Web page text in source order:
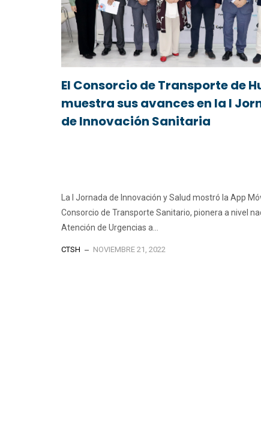
El Consorcio de Transporte de
muestra sus avances en la I
de Innovación Sanitaria
La I Jornada de Innovación y Salud mostró la App
Consorcio de Transporte Sanitario, pionera a nivel
Atención de Urgencias a...
CTSH NOVIEMBRE 21, 2022